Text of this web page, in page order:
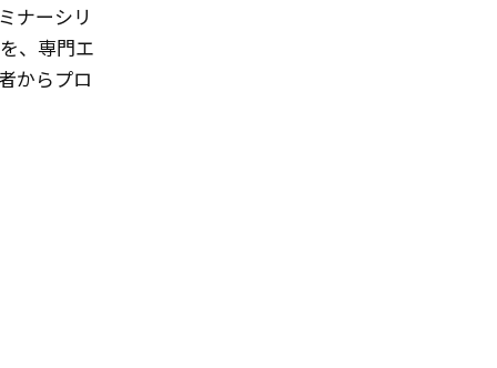
ナーシリ
、専門エ
からプロ